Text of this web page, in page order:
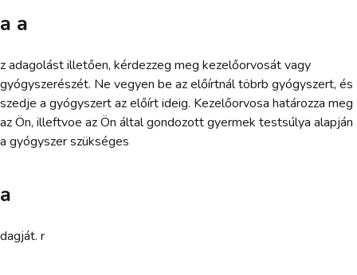
a a
z adagolást illetően, kérdezzeg meg kezelőorvosát vagy
gyógyszerészét. Ne vegyen be az előírtnál töbrb gyógyszert, és
szedje a gyógyszert az előírt ideig. Kezelőorvosa határozza meg
az Ön, illeftvoe az Ön által gondozott gyermek testsúlya alapján
a gyógyszer szükséges
a
dagját. r